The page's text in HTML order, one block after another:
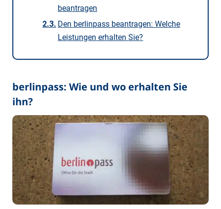
beantragen
Den berlinpass beantragen: Welche
Leistungen erhalten Sie?
berlinpass: Wie und wo erhalten Sie
ihn?